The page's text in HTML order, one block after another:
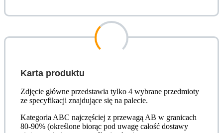
Karta produktu
Zdjęcie główne przedstawia tylko 4 wybrane przedmioty
ze specyfikacji znajdujące się na palecie.
Kategoria ABC najczęściej z przewagą AB w granicach
80-90% (określone biorąc pod uwagę całość dostawy